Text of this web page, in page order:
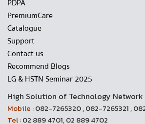
PDPA
PremiumCare
Catalogue
Support
Contact us
Recommend Blogs
LG & HSTN Seminar 2025
High Solution of Technology Network
Mobile :082-7265320 , 082-7265321 ,
Tel :02 889 4701, 02 889 4702